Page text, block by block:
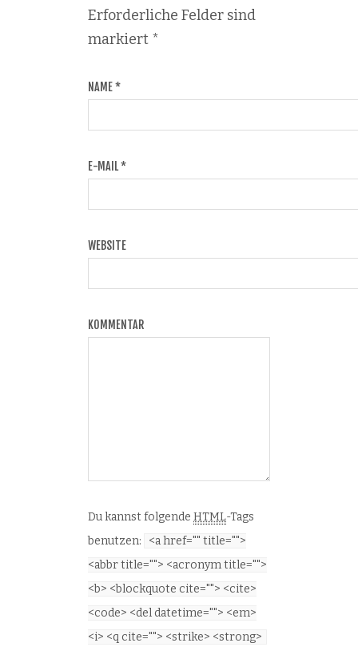
Erforderliche Felder sind
markiert *
NAME*
E-MAIL*
WEBSITE
KOMMENTAR
Du kannst folgende HTML-Tags
benutzen:
<a href="" title="">
<abbr title=""> <acronym title="">
<b> <blockquote cite=""> <cite>
<code> <del datetime=""> <em>
<i> <q cite=""> <strike> <strong>